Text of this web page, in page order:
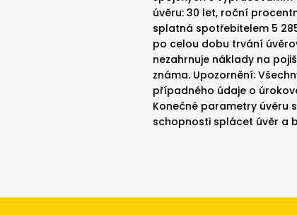
úvěru: 30 let, roční
splatná spotřebitelem 5
po celou dobu trvání
nezahrnuje náklady na
známa. Upozornění:
případného údaje o
Konečné parametry úvěru
schopnosti splácet úvěr a